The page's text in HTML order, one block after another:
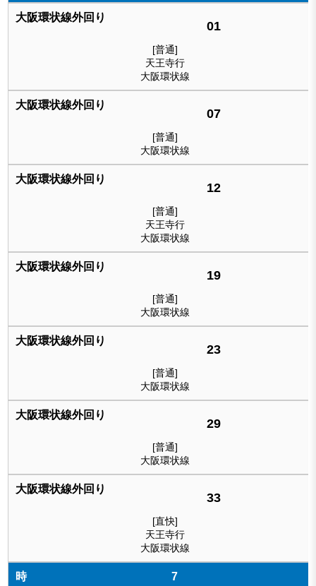
01
[普通]
天王寺行
大阪環状線
07
[普通]
大阪環状線
12
[普通]
天王寺行
大阪環状線
19
[普通]
大阪環状線
23
[普通]
大阪環状線
29
[普通]
大阪環状線
33
[直快]
天王寺行
大阪環状線
7